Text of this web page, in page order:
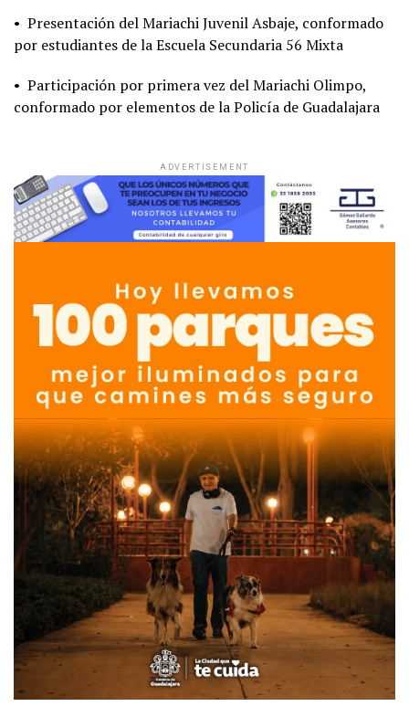
• Presentación del Mariachi Juvenil Asbaje, conformado
por estudiantes de la Escuela Secundaria 56 Mixta
• Participación por primera vez del Mariachi Olimpo,
conformado por elementos de la Policía de Guadalajara
ADVERTISEMENT